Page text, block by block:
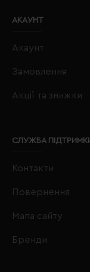
АКАУНТ
Акаунт
Замовлення
Акції та знижки
СЛУЖБА
Контакти
Повернення
Мапа сайту
Бренди